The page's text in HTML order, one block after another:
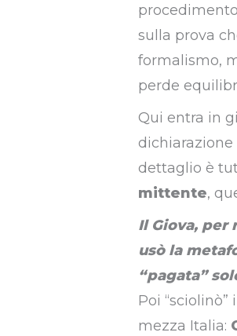
sulla prova
formalismo,
perde
Qui entra in
dettaglio è
mittente,
Il Giova, per
usò la
“pagata”
Poi
mezza Italia: